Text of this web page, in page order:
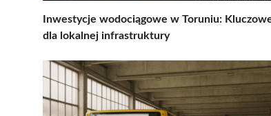
Inwestycje wodociągowe w Toruniu:
dla lokalnej infrastruktury